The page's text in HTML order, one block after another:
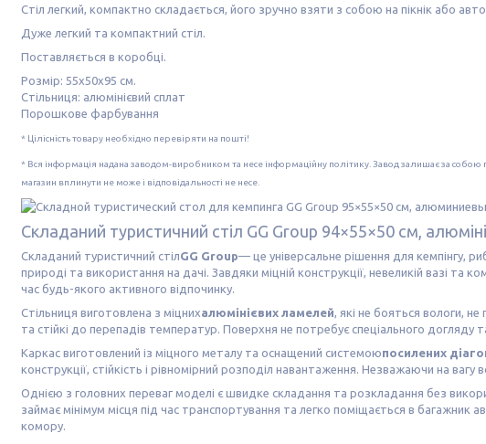
Стіл легкий, компактно складається, його зручно взяти з собою на пікнік або
Дуже легкий та компактний стіл.
Поставляється в коробці.
Розмір: 55х50х95 см.
Стільниця: алюмінієвий сплат
Порошкове фарбування
* Цілісність товару необхідно перевіряти на пошті!
* Вся інформація надана заводом-виробником та несе інформаційну політику. Завод залишає за собою
магазин вплинути не може і відповідальності не несе.
Складаний туристичний стіл GG Group 94×55×50 см,
Складаний туристичний стілGG Group— це універсальне рішення для кемпінгу,
природі та використання на дачі. Завдяки міцній конструкції, невеликій вазі та
час будь-якого активного відпочинку.
Стільниця виготовлена з міцнихалюмінієвих ламелей , які не бояться вологи,
та стійкі до перепадів температур. Поверхня не потребує спеціального догляду
Каркас виготовлений із міцного металу та оснащений системоюпосилених
конструкції, стійкість і рівномірний розподіл навантаження. Незважаючи на вагу
Однією з головних переваг моделі є швидке складання та розкладання без
займає мінімум місця під час транспортування та легко поміщається в
комору.